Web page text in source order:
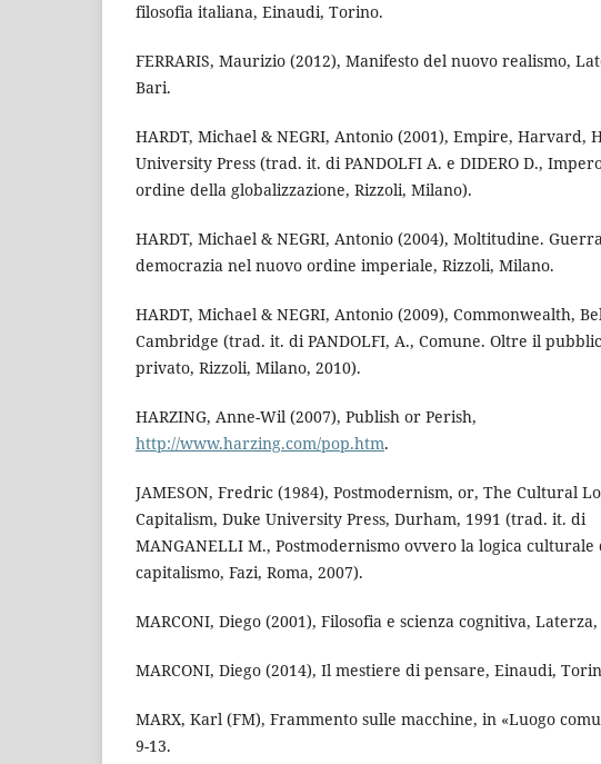
filosofia italiana, Einaudi, Torino.
FERRARIS, Maurizio (2012), Manifesto del nuovo realismo,
Bari.
HARDT, Michael & NEGRI, Antonio (2001), Empire, Harvard,
University Press (trad. it. di PANDOLFI A. e DIDERO D.,
ordine della globalizzazione, Rizzoli, Milano).
HARDT, Michael & NEGRI, Antonio (2004), Moltitudine.
democrazia nel nuovo ordine imperiale, Rizzoli, Milano.
HARDT, Michael & NEGRI, Antonio (2009), Commonwealth,
Cambridge (trad. it. di PANDOLFI, A., Comune. Oltre il
privato, Rizzoli, Milano, 2010).
HARZING, Anne-Wil (2007), Publish or Perish,
http://www.harzing.com/pop.htm.
JAMESON, Fredric (1984), Postmodernism, or, The Cultural
Capitalism, Duke University Press, Durham, 1991 (trad. it. di
MANGANELLI M., Postmodernismo ovvero la logica
capitalismo, Fazi, Roma, 2007).
MARCONI, Diego (2001), Filosofia e scienza cognitiva,
MARCONI, Diego (2014), Il mestiere di pensare, Einaudi,
MARX, Karl (FM), Frammento sulle macchine, in «Luogo
9-13.